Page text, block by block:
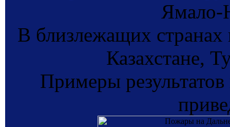
Ямало-
В близлежащих странах
Казахстане,
Примеры